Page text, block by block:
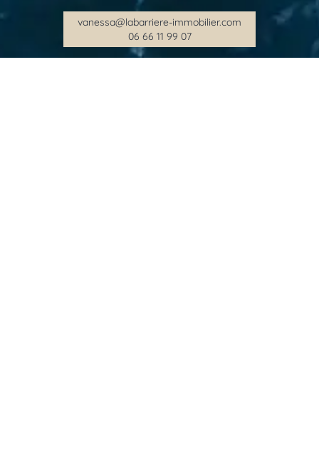
vanessa@labarriere-immobilier.com
06 66 11 99 07